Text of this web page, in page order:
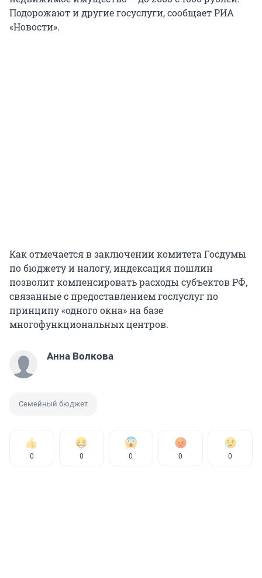
Подорожают и другие госуслуги, сообщает РИА
«Новости».
Как отмечается в заключении комитета Госдумы
по бюджету и налогу, индексация пошлин
позволит компенсировать расходы субъектов РФ,
связанные с предоставлением гослуслуг по
принципу «одного окна» на базе
многофункциональных центров.
Анна Волкова
Семейный бюджет
0 0 0 0 0